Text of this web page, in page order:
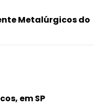
Metalúrgicos do
em SP